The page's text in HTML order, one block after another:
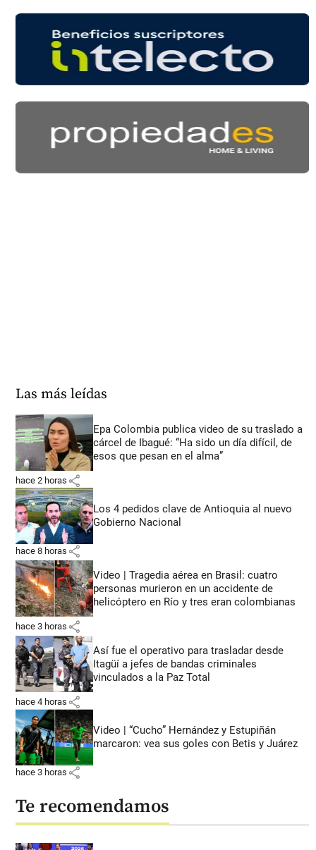
Las más leídas
Epa Colombia publica video de su traslado a
cárcel de Ibagué: “Ha sido un día difícil, de
esos que pesan en el alma”
hace 2 horas share
Los 4 pedidos clave de Antioquia al nuevo
Gobierno Nacional
hace 8 horas share
Video | Tragedia aérea en Brasil: cuatro
personas murieron en un accidente de
helicóptero en Río y tres eran colombianas
hace 3 horas share
Así fue el operativo para trasladar desde
Itagüí a jefes de bandas criminales
vinculados a la Paz Total
hace 4 horas share
Video | “Cucho” Hernández y Estupiñán
marcaron: vea sus goles con Betis y Juárez
hace 3 horas share
Te recomendamos